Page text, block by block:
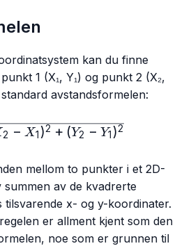
kan du finne
1 (X₁, Y₁) og punkt 2 (X₂,
avstandsformelen:
d=\sqrt{(X₂-X₁)^2+(Y₂-
2 − X1 )2 + (Y2 − Y1 )2
mellom to punkter i et 2D-
av de kvadrerte
tilsvarende x- og y-koordinater.
er allment kjent som den
noe som er grunnen til